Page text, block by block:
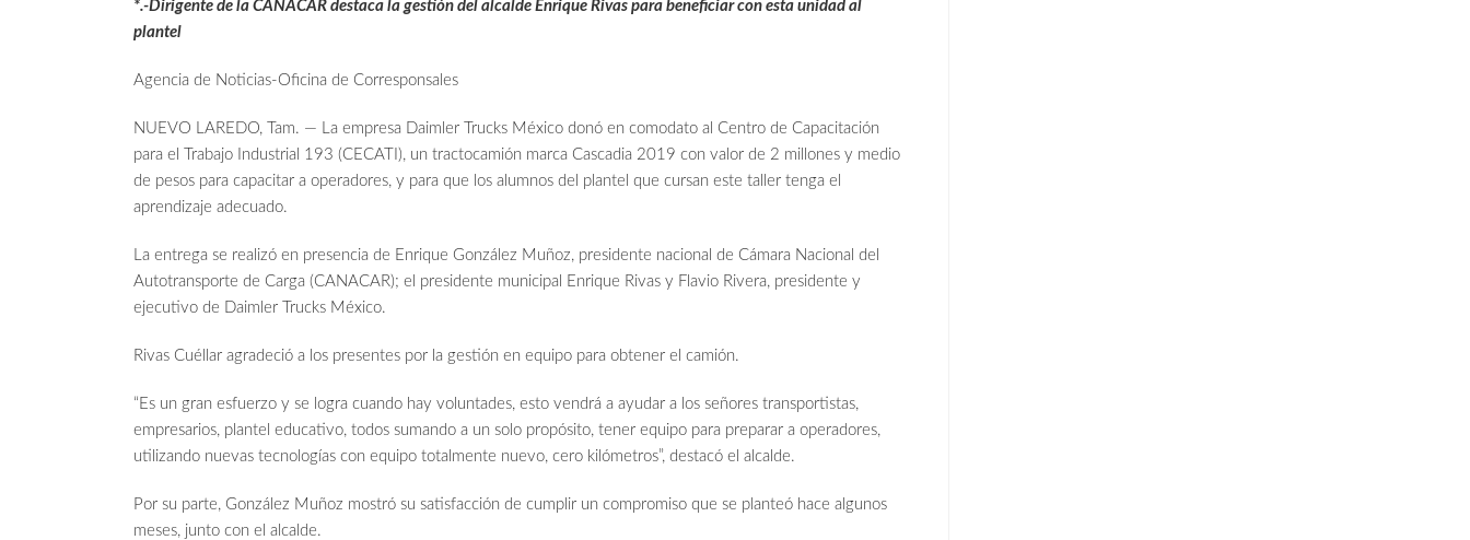
*.-Dirigente de la CANACAR destaca la gestión del alcalde Enrique Rivas para beneficiar con esta unidad al
plantel
Agencia de Noticias-Oficina de Corresponsales
NUEVO LAREDO, Tam. — La empresa Daimler Trucks México donó en comodato al Centro de Capacitación
para el Trabajo Industrial 193 (CECATI), un tractocamión marca Cascadia 2019 con valor de 2 millones y medio
de pesos para capacitar a operadores, y para que los alumnos del plantel que cursan este taller tenga el
aprendizaje adecuado.
La entrega se realizó en presencia de Enrique González Muñoz, presidente nacional de Cámara Nacional del
Autotransporte de Carga (CANACAR); el presidente municipal Enrique Rivas y Flavio Rivera, presidente y
ejecutivo de Daimler Trucks México.
Rivas Cuéllar agradeció a los presentes por la gestión en equipo para obtener el camión.
“Es un gran esfuerzo y se logra cuando hay voluntades, esto vendrá a ayudar a los señores transportistas,
empresarios, plantel educativo, todos sumando a un solo propósito, tener equipo para preparar a operadores,
utilizando nuevas tecnologías con equipo totalmente nuevo, cero kilómetros”, destacó el alcalde.
Por su parte, González Muñoz mostró su satisfacción de cumplir un compromiso que se planteó hace algunos
meses, junto con el alcalde.